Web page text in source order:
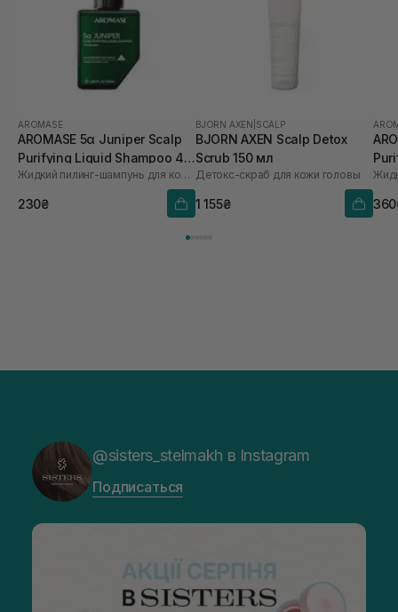
AROMASE
AROMASE 5α Juniper Scalp
Purifying Liquid Shampoo 40
мл
Жидкий пилинг-шампунь для кожи головы
230₴
BJORN AXEN SCALP
BJORN AXEN Scalp Detox
Scrub 150 мл
Детокс-скраб для кожи головы
1 155₴
мл
@sisters_stelmakh в Instagram
Подписаться